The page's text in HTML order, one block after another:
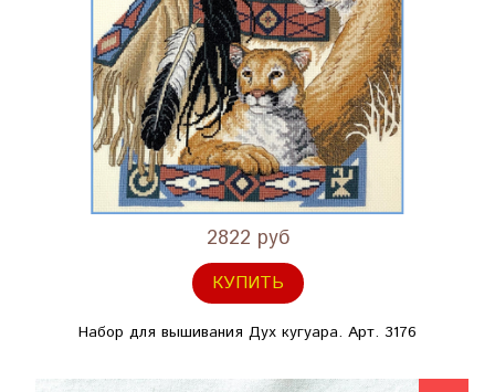
2822 руб
КУПИТЬ
Набор для вышивания Дух кугуара. Арт. 3176